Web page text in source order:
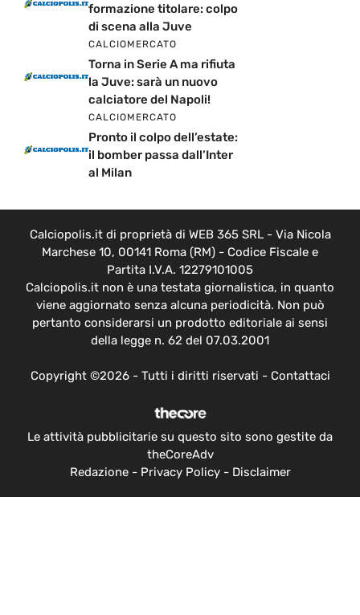
formazione titolare: colpo
di scena alla Juve
CALCIOMERCATO
Torna in Serie A ma rifiuta
la Juve: sarà un nuovo
calciatore del Napoli!
CALCIOMERCATO
Pronto il colpo dell’estate:
il bomber passa dall’Inter
al Milan
Calciopolis.it di proprietà di WEB 365 SRL - Via Nicola
Marchese 10, 00141 Roma (RM) - Codice Fiscale e
Partita I.V.A. 12279101005
Calciopolis.it non è una testata giornalistica, in quanto
viene aggiornato senza alcuna periodicità. Non può
pertanto considerarsi un prodotto editoriale ai sensi
della legge n. 62 del 07.03.2001
Copyright ©2026 - Tutti i diritti riservati - Contattaci
Le attività pubblicitarie su questo sito sono gestite da
theCoreAdv
Redazione- Privacy Policy- Disclaimer